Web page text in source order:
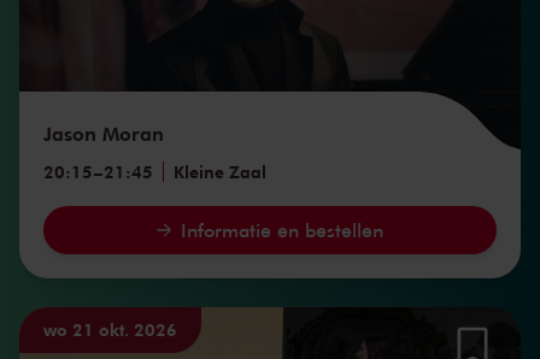
Jason Moran
20:15–21:45 Kleine Zaal
Informatie en bestellen
wo 21 okt. 2026